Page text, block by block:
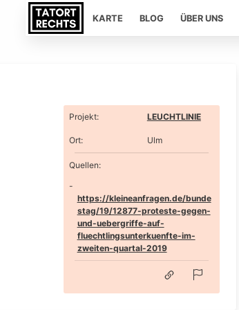
KARTE BLOG ÜBER UNS
Projekt: LEUCHTLINIE
Ort: Ulm
Quellen:
https://kleineanfragen.de/bunde
stag/19/12877-proteste-gegen-
und-uebergriffe-auf-
fluechtlingsunterkuenfte-im-
zweiten-quartal-2019